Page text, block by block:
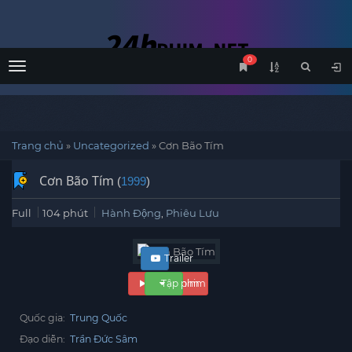
Menu
0
Trang chủ » Uncategorized »Cơn Bão Tím
Cơn Bão Tím (1999)
Full 104 phút Hành Động Phiêu Lưu
Xem phim
Trailer
Tập phim
Quốc gia: Trung Quốc
Đạo diễn: Trần Đức Sâm